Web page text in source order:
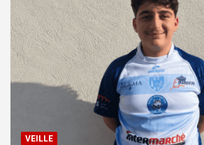
VEILLE